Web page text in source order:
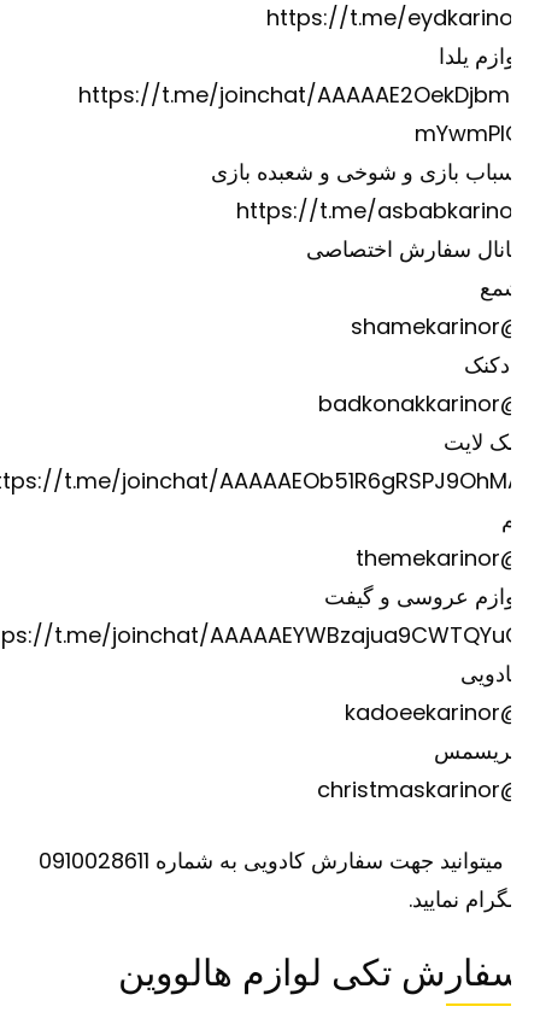
https://t.me/
یلدا
https://t.me/joinchat/
بازی و شوخی و شعبده بازی
https://t.me/
سفارش اختصاصی
لایت
https://t.me/joinchat/
عروسی و گیفت
https://t.me/joinchat/
یا میتوانید جهت سفارش کادویی به شماره 0910028611
نمایید.
تکی لوازم هالووین